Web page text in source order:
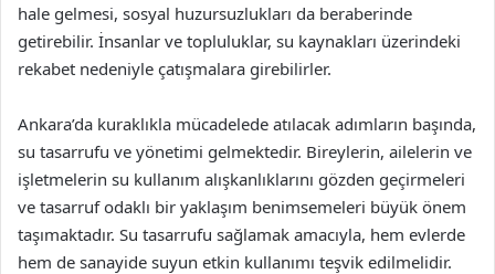
hale gelmesi, sosyal huzursuzlukları da beraberinde
getirebilir. İnsanlar ve topluluklar, su kaynakları üzerindeki
rekabet nedeniyle çatışmalara girebilirler.
Ankara’da kuraklıkla mücadelede atılacak adımların başında,
su tasarrufu ve yönetimi gelmektedir. Bireylerin, ailelerin ve
işletmelerin su kullanım alışkanlıklarını gözden geçirmeleri
ve tasarruf odaklı bir yaklaşım benimsemeleri büyük önem
taşımaktadır. Su tasarrufu sağlamak amacıyla, hem evlerde
hem de sanayide suyun etkin kullanımı teşvik edilmelidir.